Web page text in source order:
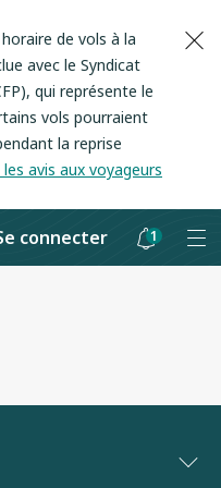
de vols à la
avec le Syndicat
qui représente le
vols pourraient
la reprise
avis aux voyageurs
connecter 1
Les